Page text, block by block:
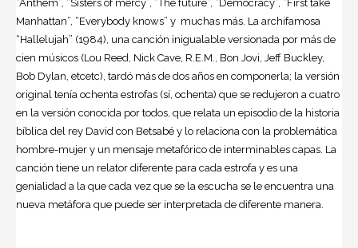
“Anthem”, “Sisters of mercy”, “The future”, “Democracy”, “First take
Manhattan”, “Everybody knows” y muchas más. La archifamosa
“Hallelujah” (1984), una canción inigualable versionada por más de
cien músicos (Lou Reed, Nick Cave, R.E.M., Bon Jovi, Jeff Buckley,
Bob Dylan, etcetc), tardó más de dos años en componerla; la versión
original tenía ochenta estrofas (sí, ochenta) que se redujeron a cuatro
en la versión conocida por todos, que relata un episodio de la historia
bíblica del rey David con Betsabé y lo relaciona con la problemática
hombre-mujer y un mensaje metafórico de interminables capas. La
canción tiene un relator diferente para cada estrofa y es una
genialidad a la que cada vez que se la escucha se le encuentra una
nueva metáfora que puede ser interpretada de diferente manera.